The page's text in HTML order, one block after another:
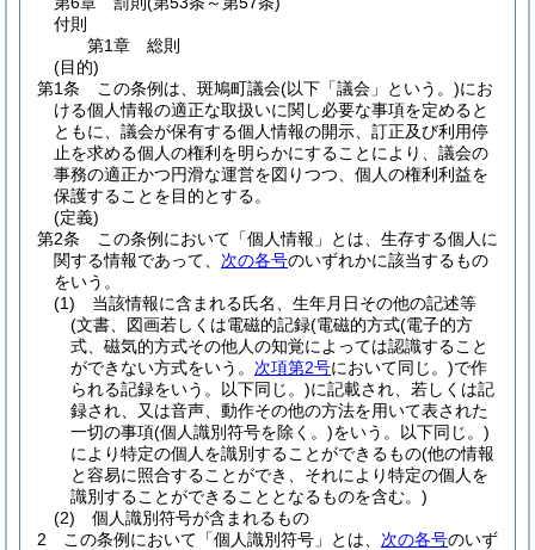
付則
第1章
総則
(目的)
第1条
この条例は、斑鳩町議会(以下「議会」という。)にお
ける個人情報の適正な取扱いに関し必要な事項を定めると
ともに、議会が保有する個人情報の開示、訂正及び利用停
止を求める個人の権利を明らかにすることにより、議会の
事務の適正かつ円滑な運営を図りつつ、個人の権利利益を
保護することを目的とする。
(定義)
第2条
この条例において「個人情報」とは、生存する個人に
関する情報であって、 次の各号のいずれかに該当するもの
をいう。
(1)
当該情報に含まれる氏名、生年月日その他の記述等
(文書、図画若しくは電磁的記録(電磁的方式(電子的方
式、磁気的方式その他人の知覚によっては認識すること
ができない方式をいう。 次項第2号において同じ。)で作
られる記録をいう。以下同じ。)に記載され、若しくは記
録され、又は音声、動作その他の方法を用いて表された
一切の事項(個人識別符号を除く。)をいう。以下同じ。)
により特定の個人を識別することができるもの(他の情報
と容易に照合することができ、それにより特定の個人を
識別することができることとなるものを含む。)
(2)
個人識別符号が含まれるもの
2
この条例において「個人識別符号」とは、 次の各号のいず